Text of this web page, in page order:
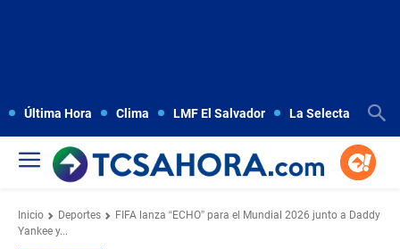
Última Hora Clima LMF El Salvador La Selecta
Inicio Deportes
FIFA lanza “ECHO” para el Mundial 2026 junto a Daddy
Yankee y...